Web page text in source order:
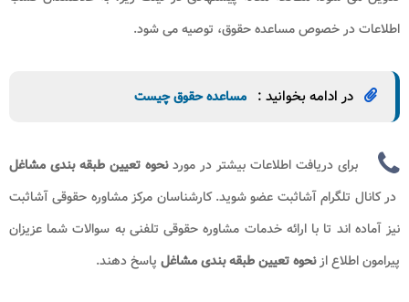
اطلاعات در خصوص مساعده حقوق، توصیه می شود.
در ادامه بخوانید : مساعده حقوق چیست
برای دریافت اطلاعات بیشتر در مورد نحوه تعیین طبقه بندی مشاغل
در کانال تلگرام آشاثبت عضو شوید. کارشناسان مرکز مشاوره حقوقی آشاثبت
نیز آماده اند تا با ارائه خدمات مشاوره حقوقی تلفنی به سوالات شما عزیزان
پیراموناطلاع ازنحوه تعیین طبقه بندی مشاغل پاسخ دهند.